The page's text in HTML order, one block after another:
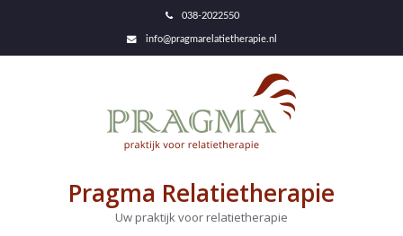
038-2022550
info@pragmarelatietherapie.nl
Pragma Relatietherapie
Uw praktijk voor relatietherapie